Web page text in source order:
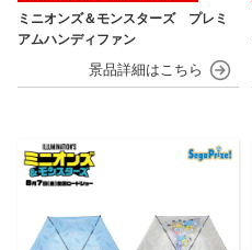
ミニオンズ＆モンスターズ プレミ
アムハンディファン